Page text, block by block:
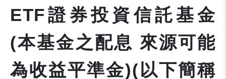
ETF證券投資信託基金
(本基金之配息 來源可能
為收益平準金)(以下簡稱